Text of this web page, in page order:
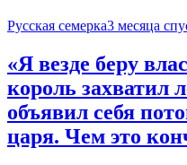
Русская семерка3 месяца
«Я везде беру
король захватил
объявил себя
царя. Чем это